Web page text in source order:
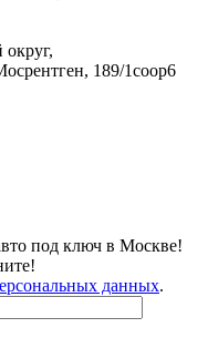
189/1соор6
под ключ в Москве!
данных.